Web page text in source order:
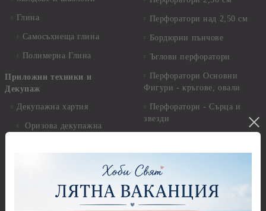
Глина
Самосъхнеща глина
Полимерна Глина
Приложни техники и
Декупаж
Декупажна хартия
Оризова декупажна
Оризова декупажна хартия
Перфоратори над 2,50 см
Бордюрни пънчове
Ъглови перфоратори
Перфоратори Основни
Фигури - кръгове, овали
Перфоратори - Сърца и
звезди
Перфоратори - Детски
Перфоратори - Животни
Перфоратори - Коледни и